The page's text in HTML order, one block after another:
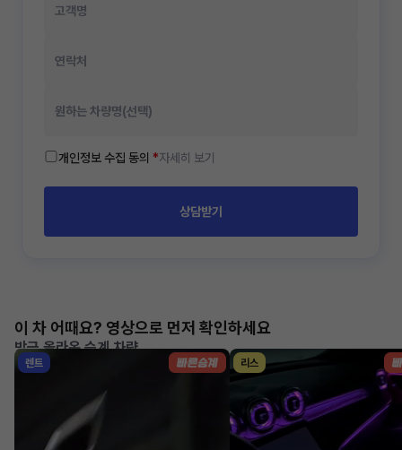
개인정보 수집 동의 *자세히 보기
상담받기
이 차 어때요? 영상으로 먼저 확인하세요
방금 올라온 승계 차량
렌트 리스